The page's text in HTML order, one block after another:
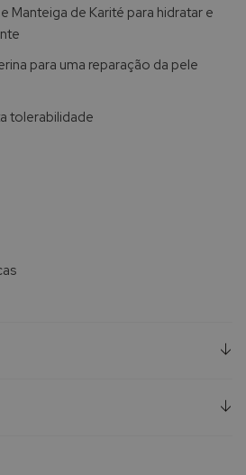
Manteiga de Karité para hidratar e
para uma reparação da pele
tolerabilidade